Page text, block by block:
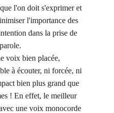
l'on doit s'exprimer et
l'importance des
dans la prise de
parole.
voix bien placée,
à écouter, ni forcée, ni
bien plus grand que
! En effet, le meilleur
une voix monocorde